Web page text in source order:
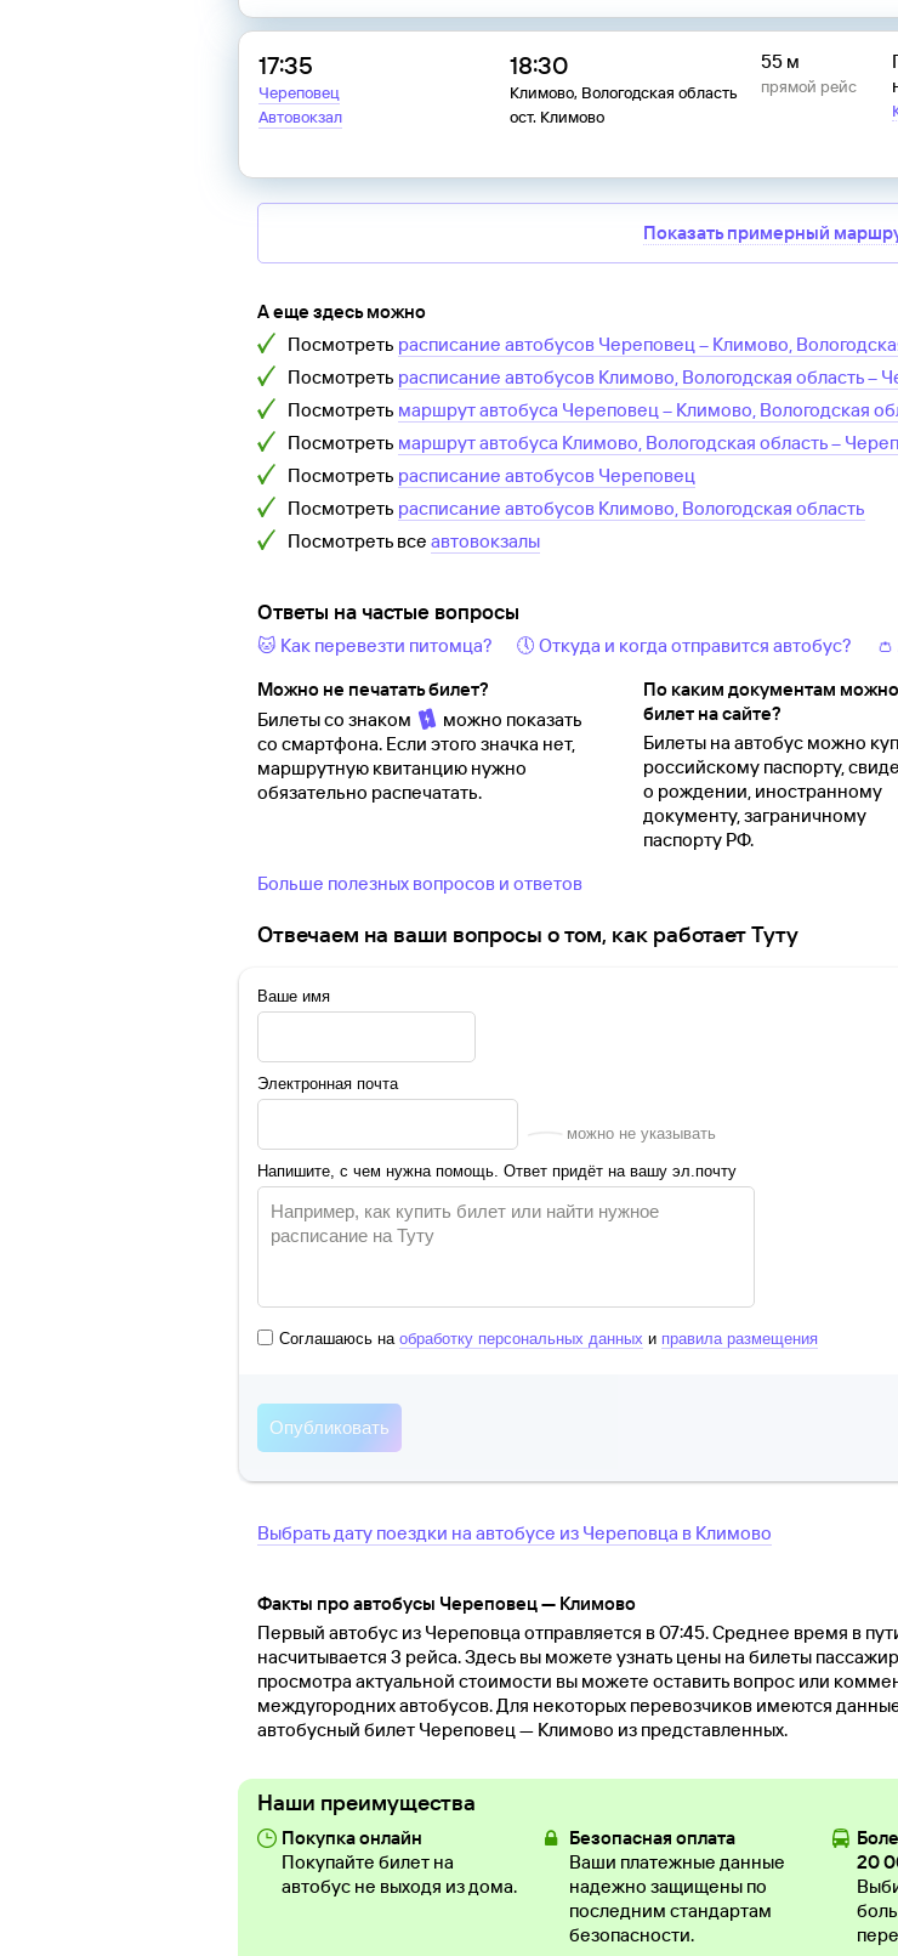
17:35
Череповец
Автовокзал
18:30
Климово, Вологодская область
ост. Климово
55 м
прямой рейс
Показать примерный
А еще здесь можно
Посмотреть расписание автобусов Череповец– Климово,
Посмотреть расписание автобусов Климово, Вологодская область–
Посмотреть маршрут автобуса Череповец– Климово, Вологодская
Посмотреть маршрут автобуса Климово, Вологодская область–
Посмотреть расписание автобусов Череповец
Посмотреть расписание автобусов Климово, Вологодская область
Посмотреть все автовокзалы
Ответы на частые вопросы
🐱 Как перевезти питомца? 🕔 Откуда и когда отправится автобус?
Можно не печатать билет?
Билеты со знаком
можно показать
со смартфона. Если этого значка нет,
маршрутную квитанцию нужно
обязательно распечатать.
По каким документам можно
билет на сайте?
Билеты на автобус можно
российскому паспорту,
о рождении, иностранному
документу, заграничному
паспорту РФ.
Больше полезных вопросов и ответов
Отвечаем на ваши вопросы о том, как работает Туту
Ваше имя
Электронная почта
можно не указывать
Напишите, с чем нужна помощь. Ответ придёт на вашу эл.почту
Соглашаюсь на обработку персональных данных и правила размещения
Выбрать дату поездки на автобусе из Череповца в Климово
Факты про автобусы Череповец — Климово
Первый автобус из Череповца отправляется в 07:45. Среднее время в
насчитывается 3 рейса. Здесь вы можете узнать цены на билеты
просмотра актуальной стоимости вы можете оставить вопрос или
междугородних автобусов. Для некоторых перевозчиков имеются
автобусный билет Череповец — Климово из представленных.
Наши преимущества
Покупка онлайн
Покупайте билет на
автобус не выходя из дома.
Безопасная оплата
Ваши платежные данные
надежно защищены по
последним стандартам
безопасности.
20